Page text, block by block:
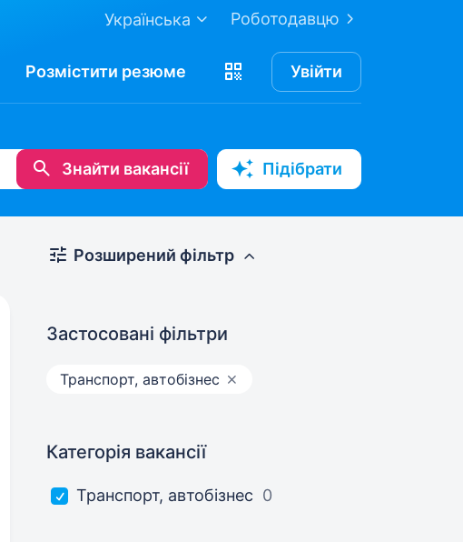
Роботодавцю
Українська
Розмістити резюме Увійти
Знайти вакансії Підібрати
Розширений фільтр
Застосовані фільтри
Транспорт, автобізнес
Категорія вакансії
Транспорт, автобізнес 0